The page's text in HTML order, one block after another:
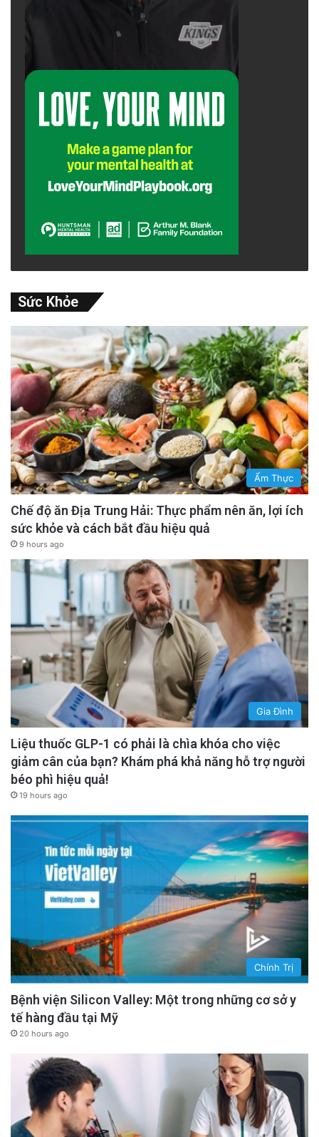
Sức Khỏe
Ẩm Thực
Chế độ ăn Địa Trung Hải: Thực phẩm nên ăn, lợi ích
sức khỏe và cách bắt đầu hiệu quả
9 hours ago
Gia Đình
Liệu thuốc GLP-1 có phải là chìa khóa cho việc
giảm cân của bạn? Khám phá khả năng hỗ trợ người
béo phì hiệu quả!
19 hours ago
Chính Trị
Bệnh viện Silicon Valley: Một trong những cơ sở y
tế hàng đầu tại Mỹ
20 hours ago